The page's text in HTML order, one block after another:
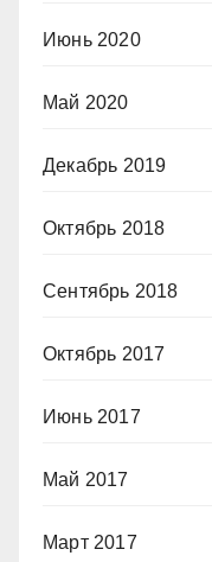
Июнь 2020
Май 2020
Декабрь 2019
Октябрь 2018
Сентябрь 2018
Октябрь 2017
Июнь 2017
Май 2017
Март 2017